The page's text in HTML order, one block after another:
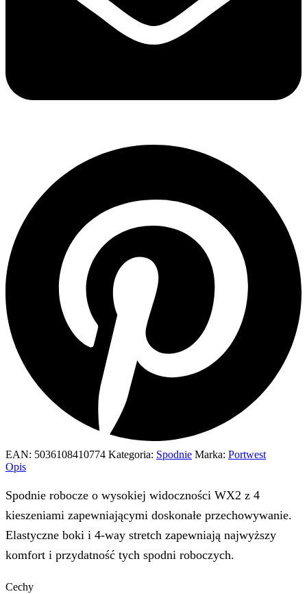
EAN: 5036108410774 Kategoria: Spodnie Marka: Portwest
Opis
Spodnie robocze o wysokiej widoczności WX2 z 4
kieszeniami zapewniającymi doskonałe przechowywanie.
Elastyczne boki i 4-way stretch zapewniają najwyższy
komfort i przydatność tych spodni roboczych.
Cechy